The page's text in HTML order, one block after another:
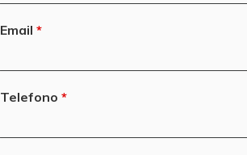
Email
Telefono